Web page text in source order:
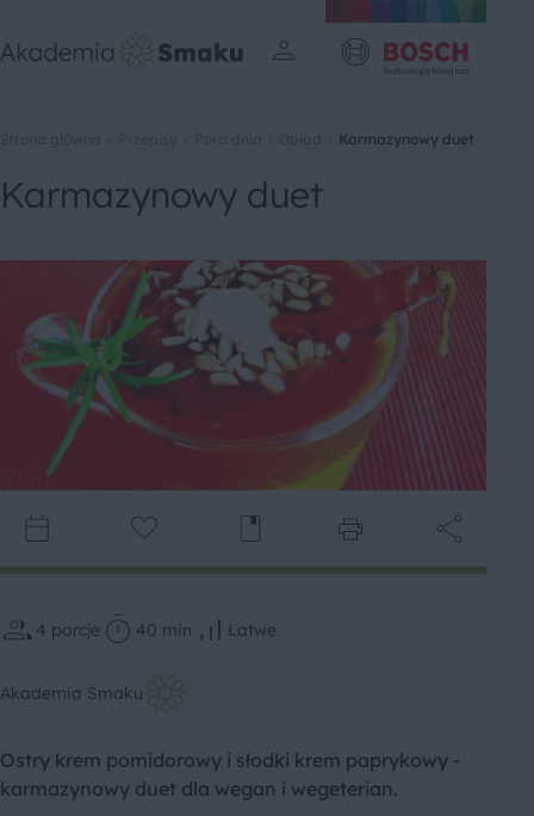
Karmazynowy duet
Karmazynowy duet
4 porcje 40 min Łatwe
Akademia Smaku
Ostry krem pomidorowy i słodki krem paprykowy -
karmazynowy duet dla wegan i wegeterian.